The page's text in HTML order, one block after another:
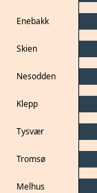
Enebakk
Skien
Nesodden
Klepp
Tysvær
Tromsø
Melhus